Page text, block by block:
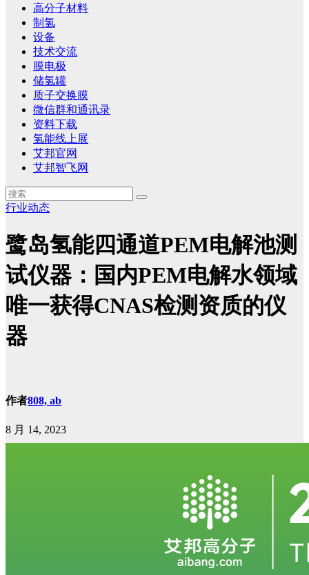
高分子材料
制氢
设备
技术交流
膜电极
储氢罐
质子交换膜
微信群和通讯录
资料下载
氢能线上展
艾邦官网
艾邦智飞网
行业动态
鹭岛氢能四通道PEM电解池测
试仪器：国内PEM电解水领域
唯一获得CNAS检测资质的仪
器
作者808, ab
8 月 14, 2023